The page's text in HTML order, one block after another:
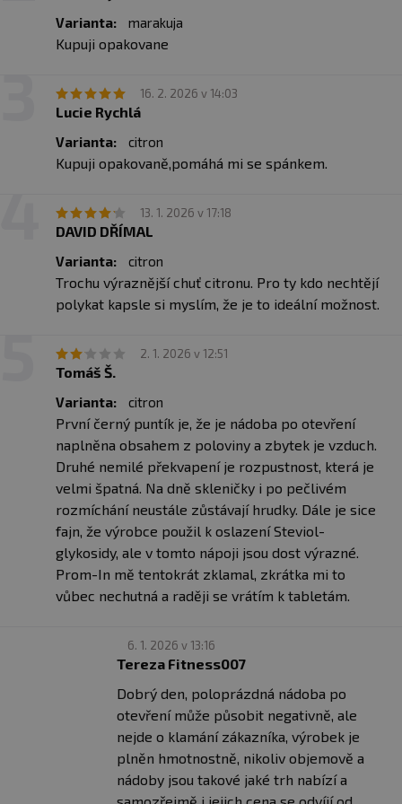
FORMĚ ZÁLEŽÍ?
Většina běžných „bisglycinátů“ na trhu je pufrovaná –
vykazují odlišné vlastnosti a nižší čistotu.
Nepufrovaný bisglycinát je forma, která má podle
gastrointestinální toleranci než jiné sloučeniny (např.
Cinar et al., 2007; Walker et al., 2018).
✅ CO JE CHELÁT HOŘČÍKU A PROČ JE VÝHODNÝ?
Chelátová vazba – tedy navázání minerálu na
aminokyselinu – je přirozený způsob, jak tělo může
minerál efektivně absorbovat. V případě bisglycinátu je
touto aminokyselinou glycin, který napomáhá stabilitě
molekuly a zároveň podporuje příjemnou toleranci při
užívání.
✅ HOŘČÍK JAKO KLÍČOVÝ MINERÁL DENNÍHO REŽIMU
V lidském těle se hořčík podílí na stovkách
enzymatických procesů, včetně energetického
metabolismu a nervové signalizace. Při fyzickém
výkonu, stresu nebo nevyrovnaném režimu může být
jeho spotřeba zvýšená. Tento produkt nabízí spolehlivý
a jasně formulovaný způsob doplnění bez zbytečných
Varianta: marakuja
Kupuji opakovane
16. 2. 2026 v 14:03
Lucie Rychlá
Varianta: citron
Kupuji opakovaně,pomáhá mi se spánkem.
13. 1. 2026 v 17:18
DAVID DŘÍMAL
Varianta: citron
Trochu výraznější chuť citronu. Pro ty kdo nechtějí
polykat kapsle si myslím, že je to ideální možnost.
2. 1. 2026 v 12:51
Tomáš Š.
Varianta: citron
První černý puntík je, že je nádoba po otevření
naplněna obsahem z poloviny a zbytek je vzduch.
Druhé nemilé překvapení je rozpustnost, která je
velmi špatná. Na dně skleničky i po pečlivém
rozmíchání neustále zůstávají hrudky. Dále je sice
fajn, že výrobce použil k oslazení Steviol-
glykosidy, ale v tomto nápoji jsou dost výrazné.
Prom-In mě tentokrát zklamal, zkrátka mi to
vůbec nechutná a raději se vrátím k tabletám.
6. 1. 2026 v 13:16
Tereza Fitness007
Dobrý den, poloprázdná nádoba po
otevření může působit negativně, ale
nejde o klamání zákazníka, výrobek je
plněn hmotnostně, nikoliv objemově a
nádoby jsou takové jaké trh nabízí a